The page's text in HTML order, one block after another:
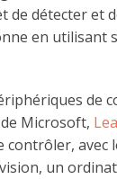
de détecter et
en utilisant
de
Microsoft,
contrôler, avec
un